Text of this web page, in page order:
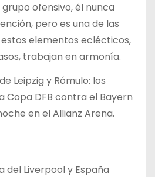
ofensivo, él nunca
pero es una de las
elementos eclécticos,
trabajan en armonía.
Leipzig y Rómulo: los
Copa DFB contra el Bayern
en el Allianz Arena.
del Liverpool y España